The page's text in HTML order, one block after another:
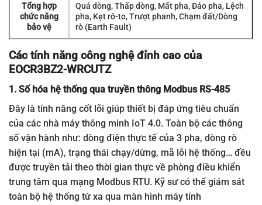
Tổng hợp
chức năng
bảo vệ
Quá dòng, Thấp dòng, Mất pha, Đảo pha, Lệch
pha, Kẹt rô-to, Trượt phanh, Chạm đất/Dòng
rò (Earth Fault)
Các tính năng công nghệ đỉnh cao của
EOCR3BZ2-WRCUTZ
1. Số hóa hệ thống qua truyền thông Modbus RS-485
Đây là tính năng cốt lõi giúp thiết bị đáp ứng tiêu chuẩn
của các nhà máy thông minh IoT 4.0. Toàn bộ các thông
số vận hành như: dòng điện thực tế của 3 pha, dòng rò
hiện tại (mA), trạng thái chạy/dừng, mã lỗi hệ thống… đều
được truyền tải theo thời gian thực về phòng điều khiển
trung tâm qua mạng Modbus RTU. Kỹ sư có thể giám sát
toàn bộ hệ thống từ xa qua màn hình máy tính